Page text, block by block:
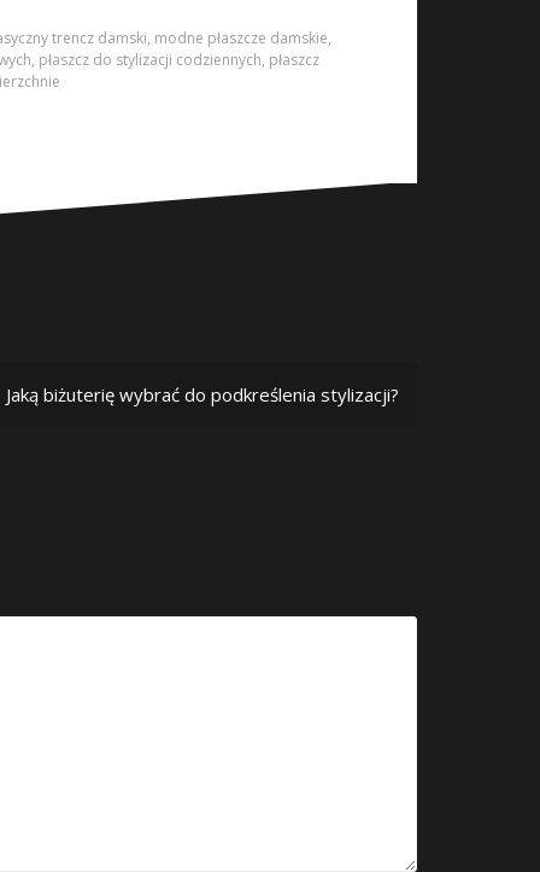
trencz damski, modne płaszcze damskie,
, płaszcz do stylizacji codziennych, płaszcz
Jaką biżuterię wybrać do podkreślenia stylizacji?